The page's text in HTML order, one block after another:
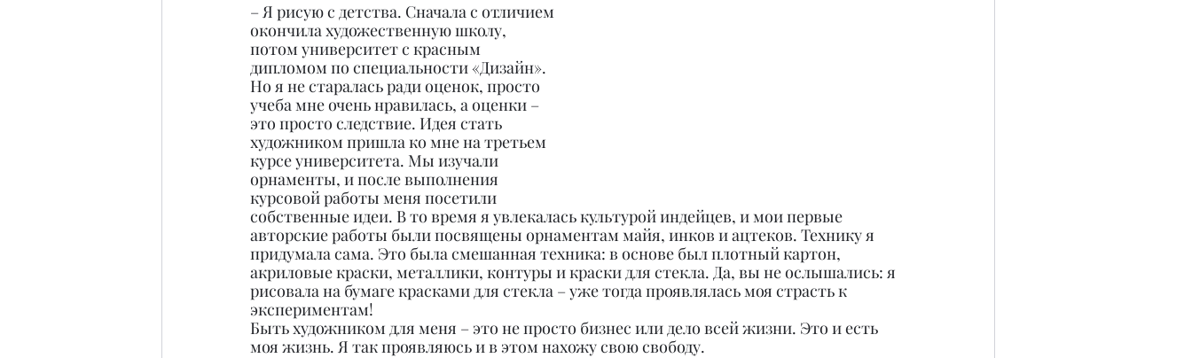
– Я рисую с детства. Сначала с отличием
окончила художественную школу,
потом университет с красным
дипломом по специальности «Дизайн».
Но я не старалась ради оценок, просто
учеба мне очень нравилась, а оценки –
это просто следствие. Идея стать
художником пришла ко мне на третьем
курсе университета. Мы изучали
орнаменты, и после выполнения
курсовой работы меня посетили
собственные идеи. В то время я увлекалась культурой индейцев, и мои первые
авторские работы были посвящены орнаментам майя, инков и ацтеков. Технику я
придумала сама. Это была смешанная техника: в основе был плотный картон,
акриловые краски, металлики, контуры и краски для стекла. Да, вы не ослышались: я
рисовала на бумаге красками для стекла – уже тогда проявлялась моя страсть к
экспериментам!
Быть художником для меня – это не просто бизнес или дело всей жизни. Это и есть
моя жизнь. Я так проявляюсь и в этом нахожу свою свободу.